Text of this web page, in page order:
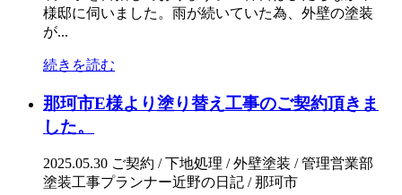
様邸に伺いました。雨が続いていた為、外壁の塗装
が...
続きを読む
那珂市E様より塗り替え工事のご契約頂きま
した。
2025.05.30 ご契約 / 下地処理 / 外壁塗装 / 管理営業部
塗装工事プランナー近野の日記 / 那珂市